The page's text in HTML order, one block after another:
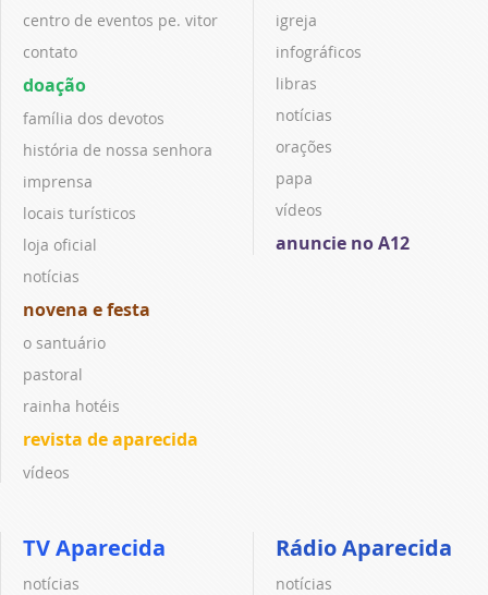
centro de eventos pe. vitor
contato
doação
família dos devotos
história de nossa senhora
imprensa
locais turísticos
loja oficial
notícias
novena e festa
o santuário
pastoral
rainha hotéis
revista de aparecida
vídeos
igreja
infográficos
libras
notícias
orações
papa
vídeos
anuncie no A12
TV Aparecida
notícias
Rádio Aparecida
notícias